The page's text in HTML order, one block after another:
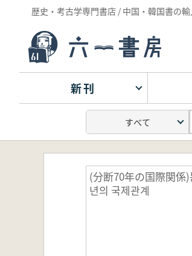
歴史・考古学専門書店 / 中国・韓国書の
新刊
(分断70年の国際関係)
년의 국제관계